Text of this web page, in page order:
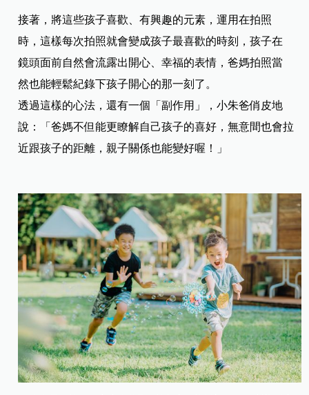
接著，將這些孩子喜歡、有興趣的元素，運用在拍照
時，這樣每次拍照就會變成孩子最喜歡的時刻，孩子在
鏡頭面前自然會流露出開心、幸福的表情，爸媽拍照當
然也能輕鬆紀錄下孩子開心的那一刻了。
透過這樣的心法，還有一個「副作用」，小朱爸俏皮地
說：「爸媽不但能更瞭解自己孩子的喜好，無意間也會拉
近跟孩子的距離，親子關係也能變好喔！」